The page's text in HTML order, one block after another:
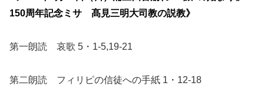
150周年記念ミサ 髙見三明大司教の説教》
第一朗読 哀歌 5・1-5,19-21
第二朗読 フィリピの信徒への手紙 1・12-18